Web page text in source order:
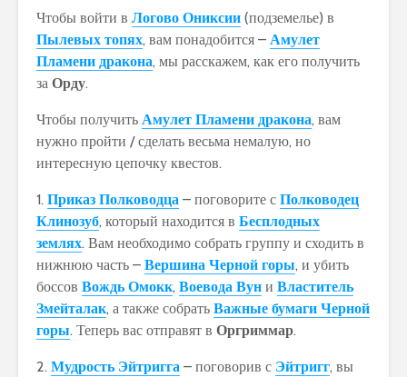
Чтобы войти в Логово Ониксии (подземелье) в
Пылевых топях, вам понадобится – Амулет
Пламени дракона, мы расскажем, как его получить
за Орду.
Чтобы получить Амулет Пламени дракона, вам
нужно пройти / сделать весьма немалую, но
интересную цепочку квестов.
1. Приказ Полководца – поговорите с Полководец
Клинозуб, который находится в Бесплодных
землях. Вам необходимо собрать группу и сходить в
нижнюю часть – Вершина Черной горы, и убить
боссов Вождь Омокк, Воевода Вун и Властитель
Змейталак, а также собрать Важные бумаги Черной
горы. Теперь вас отправят в Оргриммар.
2. Мудрость Эйтригга – поговорив с Эйтригг, вы